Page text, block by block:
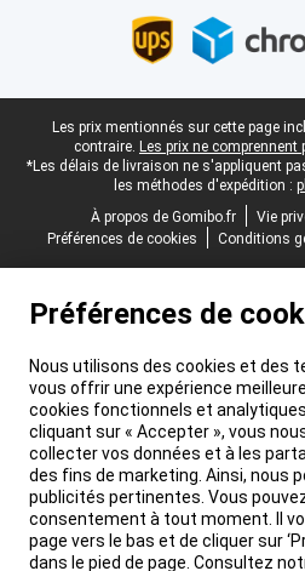
Pied-de-page légal
Les prix mentionnés sur cette page
contraire. Les prix ne
*Les délais de livraison ne s'appliquent
les méthodes d'expédition :
À propos de Gomibo.fr
Vie
Préférences de cookies
Conditions
Préférences de
Nous utilisons des cookies et des
vous offrir une expérience
cookies fonctionnels et
cliquant sur « Accepter », vous
collecter vos données et à les
des fins de marketing. Ainsi, nous
publicités pertinentes. Vous
consentement à tout moment. Il
page vers le bas et de cliquer sur
dans le pied de page. Consultez